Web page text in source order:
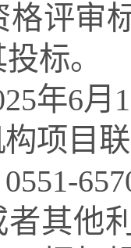
格评审
标。
年6月
项目
0551-
其他